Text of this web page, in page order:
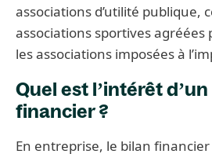
associations d’utilité publique,
associations sportives agréées
les associations imposées à
Quel est l’intérêt
financier ?
En entreprise, le bilan